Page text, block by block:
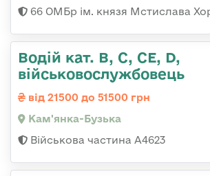
66 ОМБр ім. князя Мстислава
Водій кат. B, C, СЕ, D,
військовослужбовець
від 21500 до 51500 грн
Кам'янка-Бузька
Військова частина А4623